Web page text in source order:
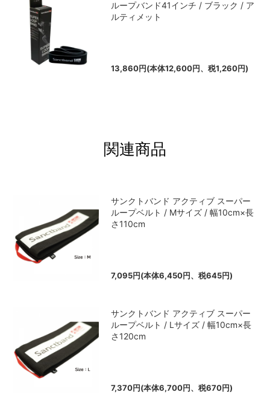
ループバンド41インチ / ブラック / ア
ルティメット
13,860円(本体12,600円、税1,260円)
関連商品
サンクトバンド アクティブ スーパー
ループベルト / Mサイズ / 幅10cm×長
さ110cm
7,095円(本体6,450円、税645円)
サンクトバンド アクティブ スーパー
ループベルト / Lサイズ / 幅10cm×長
さ120cm
7,370円(本体6,700円、税670円)